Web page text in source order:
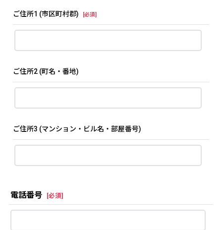
ご住所1 (市区町村郡) 必須]
ご住所2 (町名・番地)
ご住所3 (マンション・ビル名・部屋番号)
電話番号 [必須]